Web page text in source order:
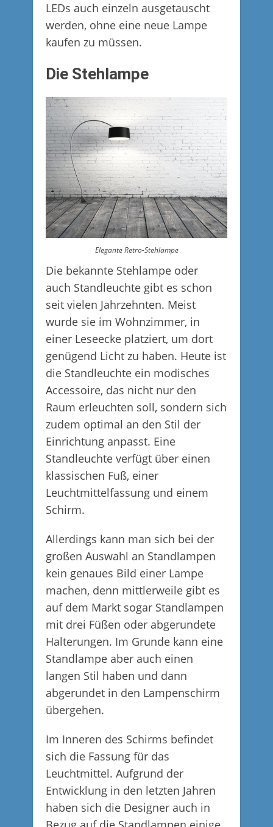
LEDs auch einzeln ausgetauscht
werden, ohne eine neue Lampe
kaufen zu müssen.
Die Stehlampe
Elegante Retro-Stehlampe
Die bekannte Stehlampe oder
auch Standleuchte gibt es schon
seit vielen Jahrzehnten. Meist
wurde sie im Wohnzimmer, in
einer Leseecke platziert, um dort
genügend Licht zu haben. Heute ist
die Standleuchte ein modisches
Accessoire, das nicht nur den
Raum erleuchten soll, sondern sich
zudem optimal an den Stil der
Einrichtung anpasst. Eine
Standleuchte verfügt über einen
klassischen Fuß, einer
Leuchtmittelfassung und einem
Schirm.
Allerdings kann man sich bei der
großen Auswahl an Standlampen
kein genaues Bild einer Lampe
machen, denn mittlerweile gibt es
auf dem Markt sogar Standlampen
mit drei Füßen oder abgerundete
Halterungen. Im Grunde kann eine
Standlampe aber auch einen
langen Stil haben und dann
abgerundet in den Lampenschirm
übergehen.
Im Inneren des Schirms befindet
sich die Fassung für das
Leuchtmittel. Aufgrund der
Entwicklung in den letzten Jahren
haben sich die Designer auch in